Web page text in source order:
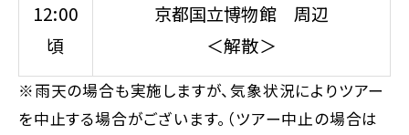
12:00
頃
京都国立博物館 周辺
＜解散＞
※雨天の場合も実施しますが、気象状況によりツアー
を中止する場合がございます。（ツアー中止の場合は